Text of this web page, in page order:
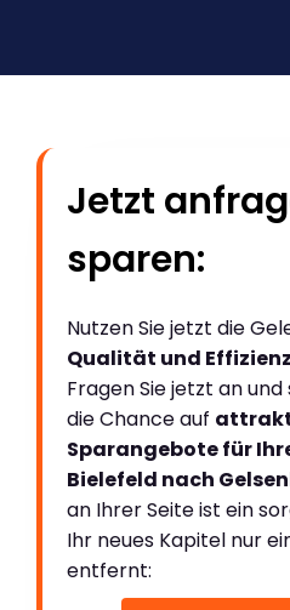
Jetzt
sparen:
Nutzen Sie jetzt die
Qualität und Effizienz
Fragen Sie jetzt an und
die Chance auf
Sparangebote für
Bielefeld nach
an Ihrer Seite ist ein
Ihr neues Kapitel nur
entfernt: